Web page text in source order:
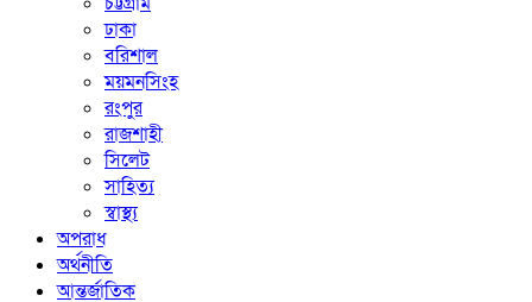
ঢাকা
বরিশাল
ময়মনসিংহ
রংপুর
রাজশাহী
সিলেট
সাহিত্য
স্বাস্থ্য
অপরাধ
অর্থনীতি
আন্তর্জাতিক